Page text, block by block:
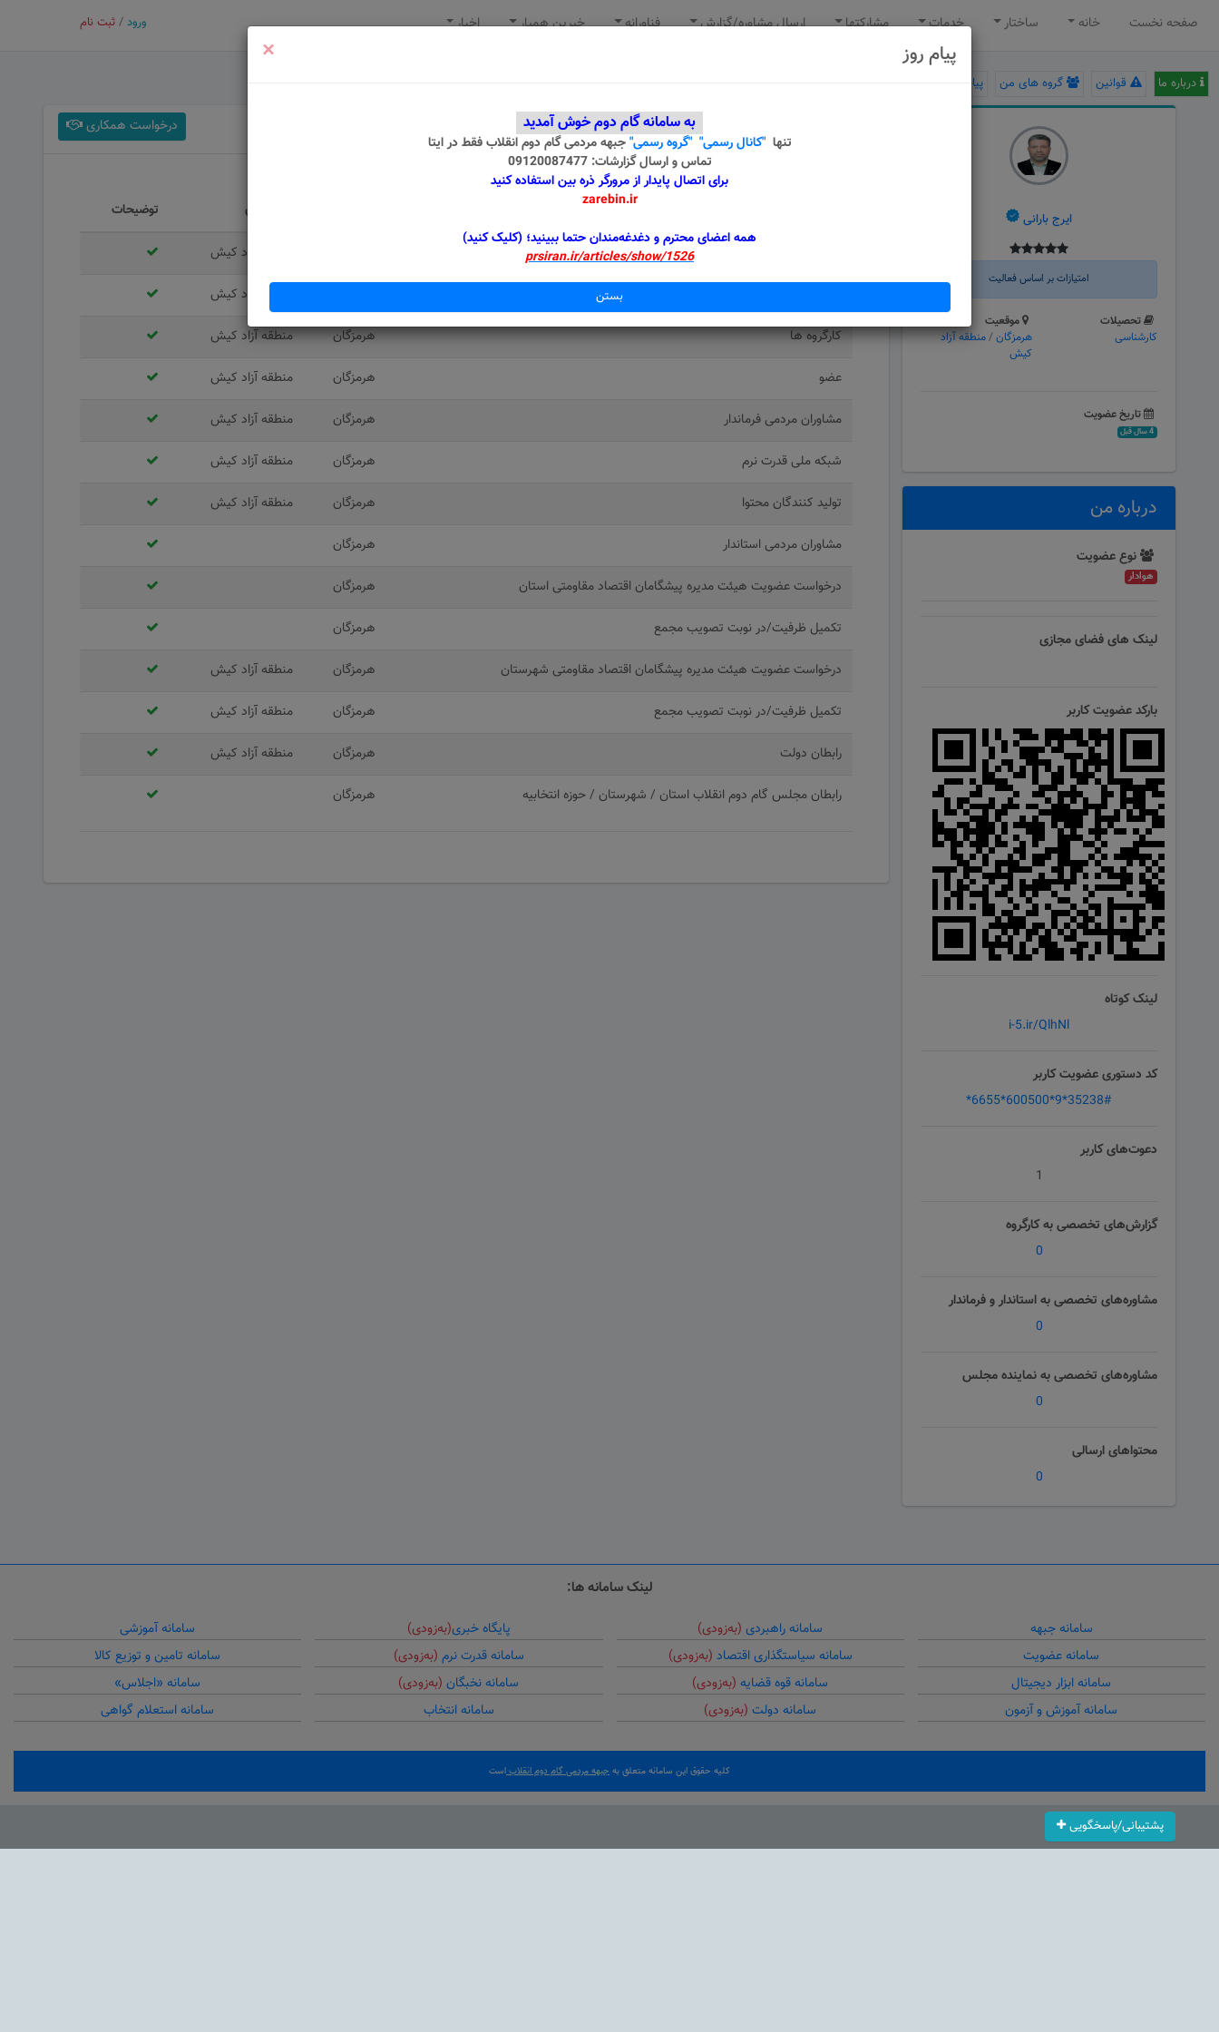
صفحه نخست خانه ساختار خدمات مشارکتها ارسال مشاوره/گزارش فناورانه خیرین همیار اخبار ورود / ثبت نام
درباره ما قوانین گروه های من پیام سامانه
ایرج بارانی
امتیازات بر اساس فعالیت
تحصیلات
کارشناسی
موقعیت
هرمزگان/منطقه آزاد
کیش
تاریخ عضویت
4 سال قبل
درباره من
نوع عضویت
هوادار
لینک های فضای مجازی
بارکد عضویت کاربر
لینک کوتاه
i-5.ir/QlhNl
کد دستوری عضویت کاربر
*6655*600500*9*35238#
دعوت‌های کاربر
1
گزارش‌های تخصصی به کارگروه
0
مشاوره‌های تخصصی به استاندار و فرماندار
0
مشاوره‌های تخصصی به نماینده مجلس
0
محتواهای ارسالی
0
درخواست همکاری
شهرستان توضیحات
منطقه آزاد کیش
منطقه آزاد کیش
کارگروه ها هرمزگان منطقه آزاد کیش
عضو هرمزگان منطقه آزاد کیش
مشاوران مردمی فرماندار هرمزگان منطقه آزاد کیش
شبکه ملی قدرت نرم هرمزگان منطقه آزاد کیش
تولید کنندگان محتوا هرمزگان منطقه آزاد کیش
مشاوران مردمی استاندار هرمزگان
درخواست عضویت هیئت مدیره پیشگامان اقتصاد مقاومتی استان هرمزگان
تکمیل ظرفیت/در نوبت تصویب مجمع هرمزگان
درخواست عضویت هیئت مدیره پیشگامان اقتصاد مقاومتی شهرستان هرمزگان منطقه آزاد کیش
تکمیل ظرفیت/در نوبت تصویب مجمع هرمزگان منطقه آزاد کیش
رابطان دولت هرمزگان منطقه آزاد کیش
رابطان مجلس گام دوم انقلاب استان / شهرستان / حوزه انتخابیه هرمزگان
پشتیبانی/پاسخگویی
لینک سامانه ها:
سامانه جبهه
سامانه عضویت
سامانه ابزار دیجیتال
سامانه آموزش و آزمون
سامانه راهبردی (به‌زودی)
سامانه سیاستگذاری اقتصاد (به‌زودی)
سامانه قوه قضایه (به‌زودی)
سامانه دولت (به‌زودی)
پایگاه خبری(به‌زودی)
سامانه قدرت نرم (به‌زودی)
سامانه نخبگان (به‌زودی)
سامانه انتخاب
سامانه آموزشی
سامانه تامین و توزیع کالا
سامانه «اجلاس»
سامانه استعلام گواهی
کلیه حقوق این سامانه متعلق به جبهه مردمی گام دوم انقلاباست
پیام روز ×
به سامانه گام دوم خوش آمدید
تنها"کانال رسمی" "گروه رسمی"جبهه مردمی گام دوم انقلابفقط در ایتا
تماس و ارسال گزارشات: 09120087477
برای اتصال پایدار از مرورگر ذره بین استفاده کنید
zarebin.ir
همه اعضای محترم و دغدغه‌مندان حتما ببینید؛ (کلیک کنید)
prsiran.ir/articles/show/1526
بستن